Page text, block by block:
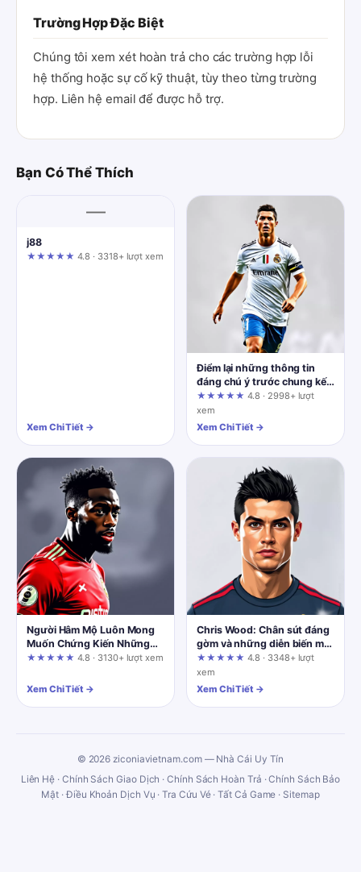
Trường Hợp Đặc Biệt
Chúng tôi xem xét hoàn trả cho các trường hợp lỗi
hệ thống hoặc sự cố kỹ thuật, tùy theo từng trường
hợp. Liên hệ email để được hỗ trợ.
Bạn Có Thể Thích
—
j88
★★★★★ 4.8 · 3318+ lượt xem
Xem Chi Tiết →
Điểm lại những thông tin
đáng chú ý trước chung kết
World Cup 2026 được cập
nhật tại 9bet.today
★★★★★ 4.8 · 2998+ lượt
xem
Xem Chi Tiết →
Người Hâm Mộ Luôn Mong
Muốn Chứng Kiến Những
Trận Cầu Hay: Điều Gì Tạo
★★★★★ 4.8 · 3130+ lượt xem
Xem Chi Tiết →
Chris Wood: Chân sút đáng
gờm và những diễn biến mới
nhất trên hành trình chinh
phục
★★★★★ 4.8 · 3348+ lượt
xem
Xem Chi Tiết →
© 2026 ziconiavietnam.com — Nhà Cái Uy Tín
Liên Hệ · Chính Sách Giao Dịch ·Chính Sách Hoàn Trả ·Chính Sách Bảo
Mật ·Điều Khoản Dịch Vụ ·Tra Cứu Vé·Tất Cả Game · Sitemap